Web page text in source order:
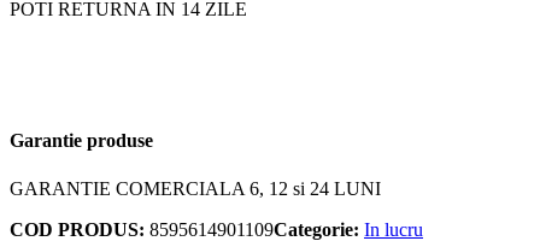
POTI RETURNA IN 14 ZILE
Garantie produse
GARANTIE COMERCIALA 6, 12 si 24 LUNI
COD PRODUS: 8595614901109Categorie: In lucru